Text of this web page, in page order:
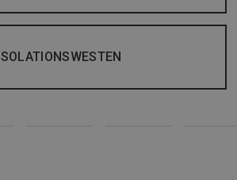
ISOLATIONSWESTEN